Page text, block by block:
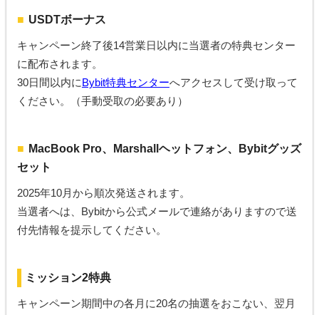
USDTボーナス
キャンペーン終了後14営業日以内に当選者の特典センター
に配布されます。
30日間以内にBybit特典センターへアクセスして受け取って
ください。（手動受取の必要あり）
MacBook Pro、Marshallヘットフォン、Bybitグッズ
セット
2025年10月から順次発送されます。
当選者へは、Bybitから公式メールで連絡がありますので送
付先情報を提示してください。
ミッション2特典
キャンペーン期間中の各月に20名の抽選をおこない、翌月